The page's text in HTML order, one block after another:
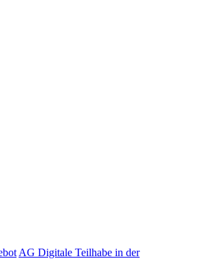
AG Digitale Teilhabe in der